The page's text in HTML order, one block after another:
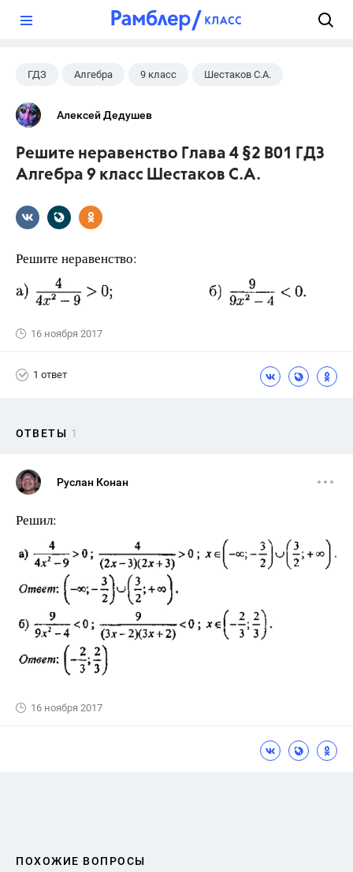
ГДЗ Алгебра 9 класс Шестаков С.А.
Алексей Дедушев
Решите неравенство Глава 4 §2 B01 ГДЗ
Алгебра 9 класс Шестаков С.А.
Решите неравенство:
16 ноября 2017
1 ответ
ОТВЕТЫ 1
Руслан Конан
Решил:
16 ноября 2017
ПОХОЖИЕ ВОПРОСЫ